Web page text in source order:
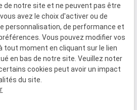
CONCEPTION est
Européenne à hauteur de
pour le projet
DE PRODUCTION
de notre site et ne peuvent pas être
avez le choix d'activer ou de
personnalisation, de performance et
Vous pouvez modifier vos
tout moment en cliquant sur le lien
en bas de notre site. Veuillez noter
cookies peut avoir un impact
du site.